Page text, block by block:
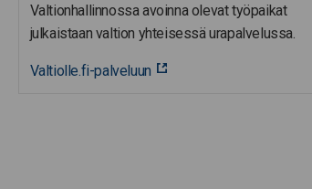
Valtionhallinnossa avoinna olevat työpaikat
julkaistaan valtion yhteisessä urapalvelussa.
Valtiolle.fi-palveluun